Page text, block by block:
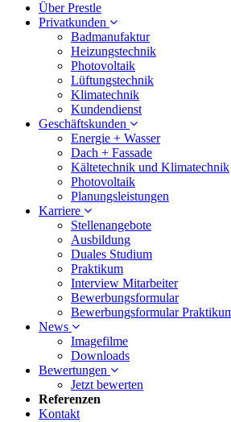
Über Prestle
Privatkunden
Badmanufaktur
Heizungstechnik
Photovoltaik
Lüftungstechnik
Klimatechnik
Kundendienst
Geschäftskunden
Energie + Wasser
Dach + Fassade
Kältetechnik und Klimatechnik
Photovoltaik
Planungsleistungen
Karriere
Stellenangebote
Ausbildung
Duales Studium
Praktikum
Interview Mitarbeiter
Bewerbungsformular
Bewerbungsformular
News
Imagefilme
Downloads
Bewertungen
Jetzt bewerten
Referenzen
Kontakt